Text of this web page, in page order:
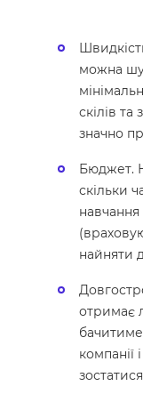
можна
скілів та
значно
Бюджет.
скільки
навчання
найняти
отримає
компанії